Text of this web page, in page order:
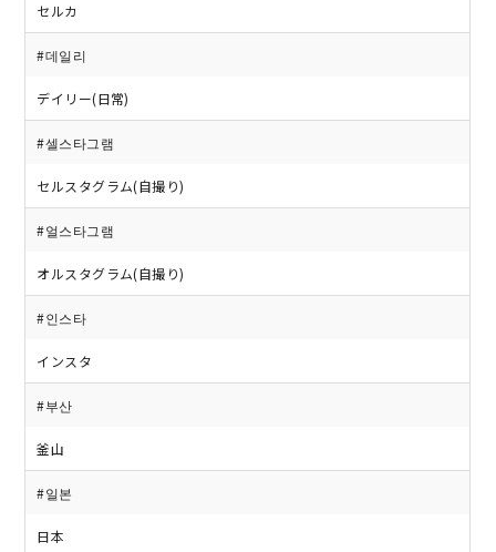
セルカ
#데일리
デイリー(日常)
#셀스타그램
セルスタグラム(自撮り)
#얼스타그램
オルスタグラム(自撮り)
#인스타
インスタ
#부산
釜山
#일본
日本